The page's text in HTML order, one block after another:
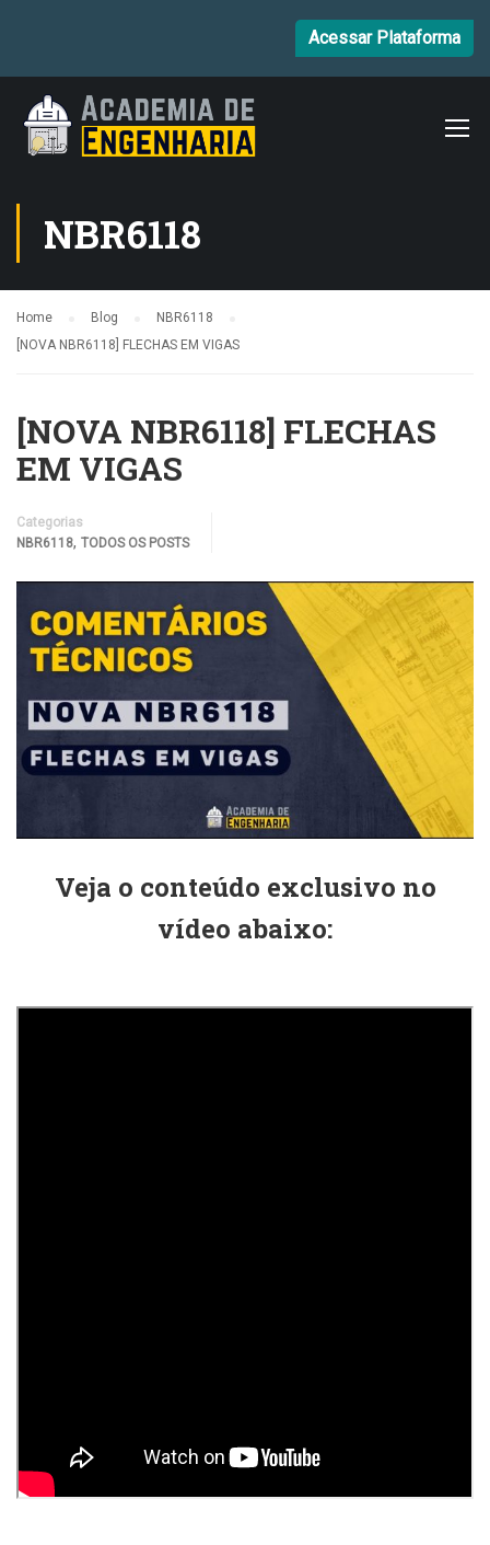
Acessar Plataforma
NBR6118
Home Blog
NBR6118
[NOVA NBR6118] FLECHAS EM VIGAS
[NOVA NBR6118] FLECHAS
EM VIGAS
Categorias
NBR6118, TODOS OS POSTS
Veja o conteúdo exclusivo no
vídeo abaixo: